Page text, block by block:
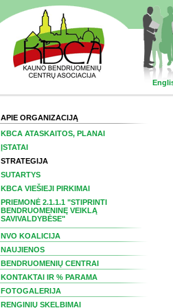
APIE ORGANIZACIJĄ
KBCA ATASKAITOS, PLANAI
ĮSTATAI
STRATEGIJA
SUTARTYS
KBCA VIEŠIEJI PIRKIMAI
PRIEMONĖ 2.1.1.1 "STIPRINTI
BENDRUOMENINĘ VEIKLĄ
SAVIVALDYBĖSE"
NVO KOALICIJA
NAUJIENOS
BENDRUOMENIŲ CENTRAI
KONTAKTAI IR % PARAMA
FOTOGALERIJA
RENGINIŲ SKELBIMAI